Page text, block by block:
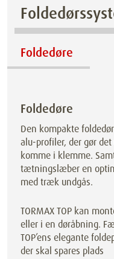
Foldedøre
Foldedøre
Den kompakte
alu-profiler, der gør
komme i klemme.
tætningslæber en
med træk undgås.
TORMAX TOP kan
eller i en døråbning.
TOP’ens elegante
der skal spares plads